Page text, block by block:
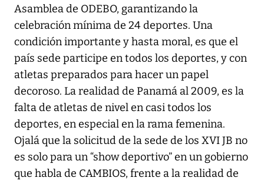
Asamblea de ODEBO, garantizando la
celebración mínima de 24 deportes. Una
condición importante y hasta moral, es que el
país sede participe en todos los deportes, y con
atletas preparados para hacer un papel
decoroso. La realidad de Panamá al 2009, es la
falta de atletas de nivel en casi todos los
deportes, en especial en la rama femenina.
Ojalá que la solicitud de la sede de los XVI JB no
es solo para un “show deportivo” en un gobierno
que habla de CAMBIOS, frente a la realidad de